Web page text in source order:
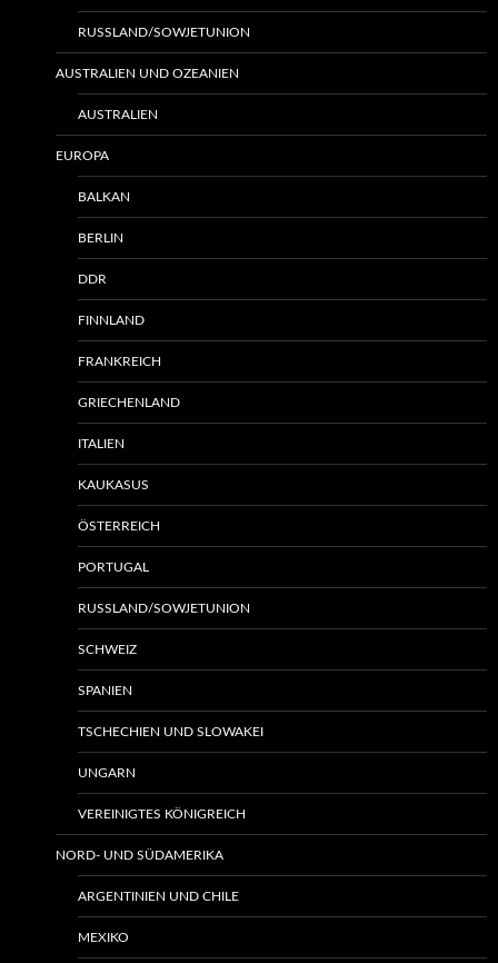
RUSSLAND/SOWJETUNION
AUSTRALIEN UND OZEANIEN
AUSTRALIEN
EUROPA
BALKAN
BERLIN
DDR
FINNLAND
FRANKREICH
GRIECHENLAND
ITALIEN
KAUKASUS
ÖSTERREICH
PORTUGAL
RUSSLAND/SOWJETUNION
SCHWEIZ
SPANIEN
TSCHECHIEN UND SLOWAKEI
UNGARN
VEREINIGTES KÖNIGREICH
NORD- UND SÜDAMERIKA
ARGENTINIEN UND CHILE
MEXIKO